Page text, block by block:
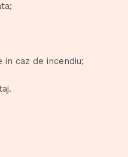
caz de incendiu;